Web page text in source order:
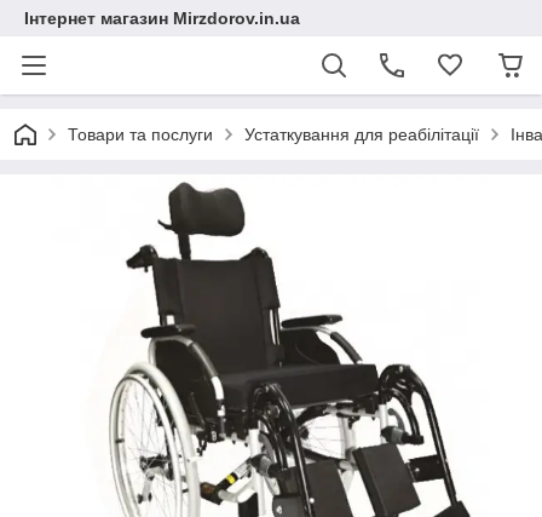
Інтернет магазин Mirzdorov.in.ua
Товари та послуги Устаткування для реабілітації